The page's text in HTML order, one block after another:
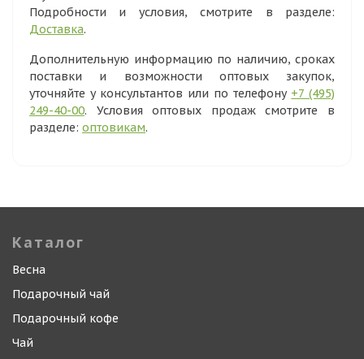
Подробности и условия, смотрите в разделе:
Доставка.
Дополнительную информацию по наличию, сроках
поставки и возможности оптовых закупок,
уточняйте у консультантов или по телефону +7 (495)
249-40-00. Условия оптовых продаж смотрите в
разделе: оптовикам.
Каталог
Весна
Подарочный чай
Подарочный кофе
Чай